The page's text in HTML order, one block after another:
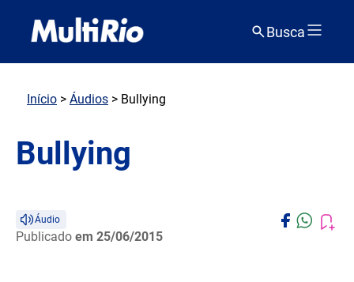
Busca
Início > Áudios > Bullying
Bullying
Áudio
Publicado em 25/06/2015